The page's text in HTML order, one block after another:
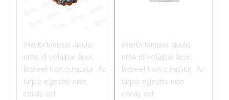
Morbi tempus iaculis
urna id volutpat lacus
laoreet non curabitur. Ac
turpis egestas mae
cenas est
Morbi tempus iaculis
urna id volutpat lacus
laoreet non curabitur. Ac
turpis egestas mae
cenas est